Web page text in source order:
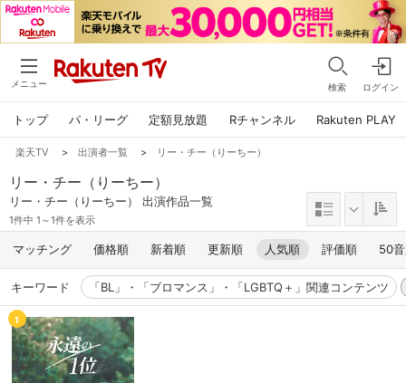
メニュー 検索 ログイン
トップ パ・リーグ 定額見放題 Rチャンネル Rakuten PLAY
楽天TV > 出演者一覧 > リー・チー（りーちー）
リー・チー（りーちー）
リー・チー（りーちー） 出演作品一覧
1件中 1～1件を表示
マッチング 価格順 新着順 更新順 人気順 評価順 50
キーワード 「BL」・「ブロマンス」・「LGBTQ＋」関連コンテンツ
1